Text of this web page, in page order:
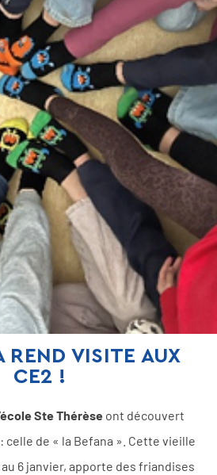
REND VISITE AUX
CE2 !
Ste Thérèse ont découvert
de « la Befana ». Cette vieille
6 janvier, apporte des friandises